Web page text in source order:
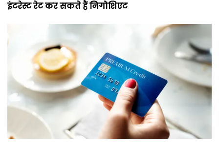
इंटरेस्‍ट रेट कर सकते हैं निगोशिएट